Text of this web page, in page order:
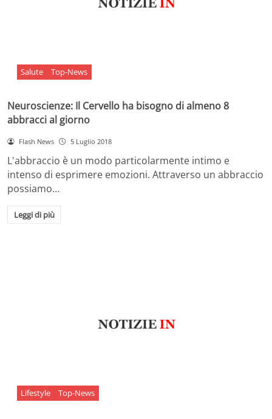
Salute Top-News
Neuroscienze: Il Cervello ha bisogno di almeno 8
abbracci al giorno
Flash News 5 Luglio 2018
L'abbraccio è un modo particolarmente intimo e
intenso di esprimere emozioni. Attraverso un abbraccio
possiamo…
Leggi di più
Lifestyle Top-News